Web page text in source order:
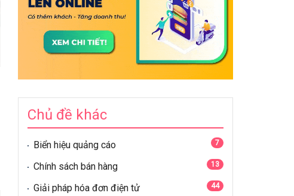
Chủ đề khác
Biển hiệu quảng cáo 7
Chính sách bán hàng 13
Giải pháp hóa đơn điện tử 44